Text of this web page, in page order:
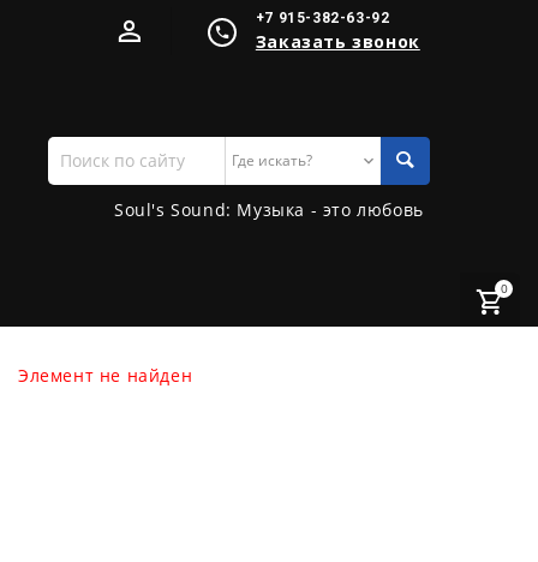
+7 915-382-63-92
Заказать звонок
Поиск
по
сайту
Soul's Sound: Музыка - это любовь
0
Элемент не найден